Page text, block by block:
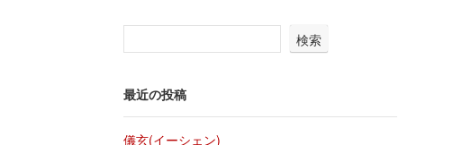
検索
最近の投稿
儀玄(イーシェン)